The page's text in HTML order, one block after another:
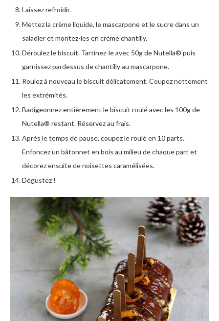
Laissez refroidir.
Mettez la crème liquide, le mascarpone et le sucre dans un
saladier et montez-les en crème chantilly.
Déroulez le biscuit. Tartinez-le avec 50g de Nutella® puis
garnissez pardessus de chantilly au mascarpone.
Roulez à nouveau le biscuit délicatement. Coupez nettement
les extrémités.
Badigeonnez entièrement le biscuit roulé avec les 100g de
Nutella® restant. Réservez au frais.
Après le temps de pause, coupez le roulé en 10 parts.
Enfoncez un bâtonnet en bois au milieu de chaque part et
décorez ensuite de noisettes caramélisées.
Dégustez !